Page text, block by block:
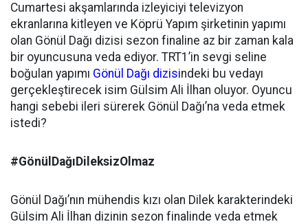
Cumartesi akşamlarında izleyiciyi televizyon
ekranlarına kitleyen ve Köprü Yapım şirketinin yapımı
olan Gönül Dağı dizisi sezon finaline az bir zaman kala
bir oyuncusuna veda ediyor. TRT1’in sevgi seline
boğulan yapımı Gönül Dağı dizisindeki bu vedayı
gerçekleştirecek isim Gülsim Ali İlhan oluyor. Oyuncu
hangi sebebi ileri sürerek Gönül Dağı’na veda etmek
istedi?
#GönülDağıDileksizOlmaz
Gönül Dağı’nın mühendis kızı olan Dilek karakterindeki
Gülsim Ali İlhan dizinin sezon finalinde veda etmek